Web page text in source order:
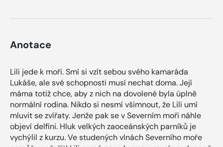
Anotace
Lili jede k moři. Smí si vzít sebou svého kamaráda
Lukáše, ale své schopnosti musí nechat doma. Její
máma totiž chce, aby z nich na dovolené byla úplně
normální rodina. Nikdo si nesmí všimnout, že Lili umí
mluvit se zvířaty. Jenže pak se v Severním moři náhle
objeví delfíni. Hluk velkých zaoceánských parníků je
vychýlil z kurzu. Ve studených vlnách Severního moře